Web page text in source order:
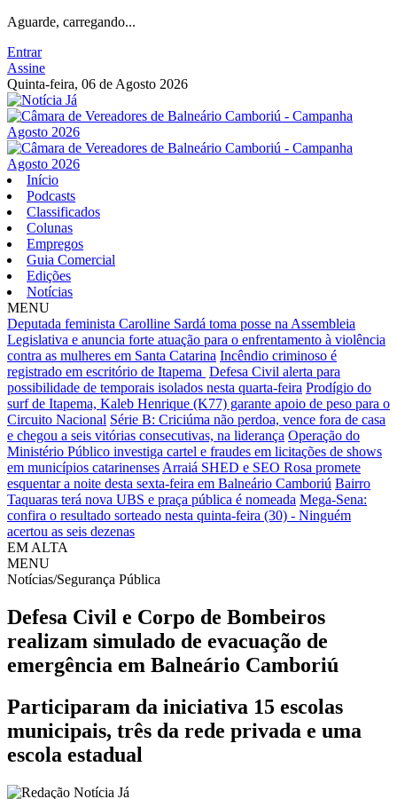
Aguarde, carregando...
Entrar
Assine
Quinta-feira, 06 de Agosto 2026
Início
Podcasts
Classificados
Colunas
Empregos
Guia Comercial
Edições
Notícias
MENU
Deputada feminista Carolline Sardá toma posse na Assembleia
Legislativa e anuncia forte atuação para o enfrentamento à violência
contra as mulheres em Santa Catarina Incêndio criminoso é
registrado em escritório de Itapema Defesa Civil alerta para
possibilidade de temporais isolados nesta quarta-feira Prodígio do
surf de Itapema, Kaleb Henrique (K77) garante apoio de peso para o
Circuito Nacional Série B: Criciúma não perdoa, vence fora de casa
e chegou a seis vitórias consecutivas, na liderança Operação do
Ministério Público investiga cartel e fraudes em licitações de shows
em municípios catarinenses Arraiá SHED e SEO Rosa promete
esquentar a noite desta sexta-feira em Balneário Camboriú Bairro
Taquaras terá nova UBS e praça pública é nomeada Mega-Sena:
confira o resultado sorteado nesta quinta-feira (30) - Ninguém
acertou as seis dezenas
EM ALTA
MENU
Notícias/Segurança Pública
Defesa Civil e Corpo de Bombeiros
realizam simulado de evacuação de
emergência em Balneário Camboriú
Participaram da iniciativa 15 escolas
municipais, três da rede privada e uma
escola estadual